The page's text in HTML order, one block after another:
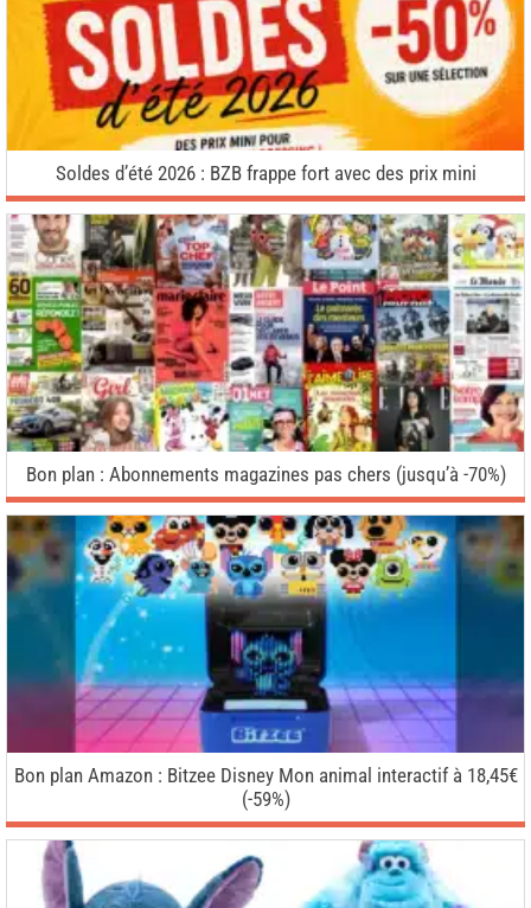
Soldes d’été 2026 : BZB frappe fort avec des prix mini
Bon plan : Abonnements magazines pas chers (jusqu’à -70%)
Bon plan Amazon : Bitzee Disney Mon animal interactif à 18,45€
(-59%)